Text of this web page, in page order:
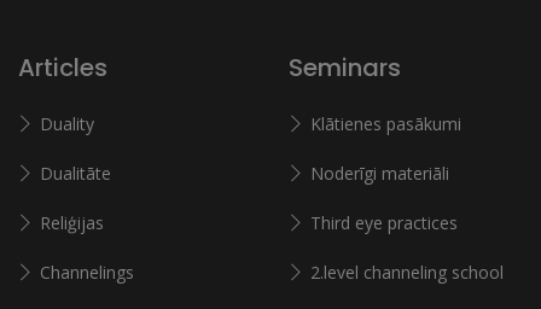
Articles
Duality
Dualitāte
Reliģijas
Channelings
Seminars
Klātienes pasākumi
Noderīgi materiāli
Third eye practices
2.level channeling school